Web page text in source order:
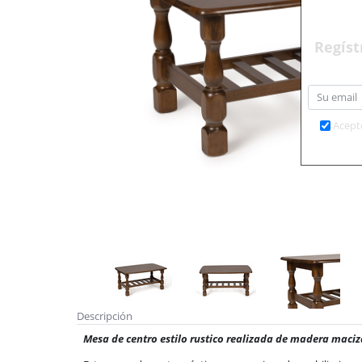
Descripción
Mesa de centro estilo rustico realizada de madera